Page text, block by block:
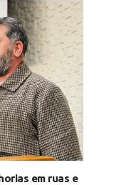
em ruas e